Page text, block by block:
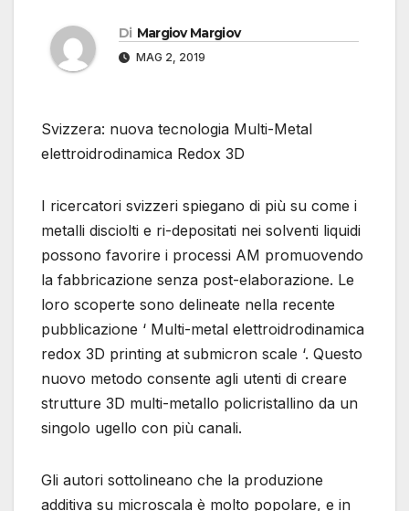
Di Margiov Margiov
MAG 2, 2019
Svizzera: nuova tecnologia Multi-Metal
elettroidrodinamica Redox 3D
I ricercatori svizzeri spiegano di più su come i
metalli disciolti e ri-depositati nei solventi liquidi
possono favorire i processi AM promuovendo
la fabbricazione senza post-elaborazione. Le
loro scoperte sono delineate nella recente
pubblicazione ‘ Multi-metal elettroidrodinamica
redox 3D printing at submicron scale ‘. Questo
nuovo metodo consente agli utenti di creare
strutture 3D multi-metallo policristallino da un
singolo ugello con più canali.
Gli autori sottolineano che la produzione
additiva su microscala è molto popolare, e in